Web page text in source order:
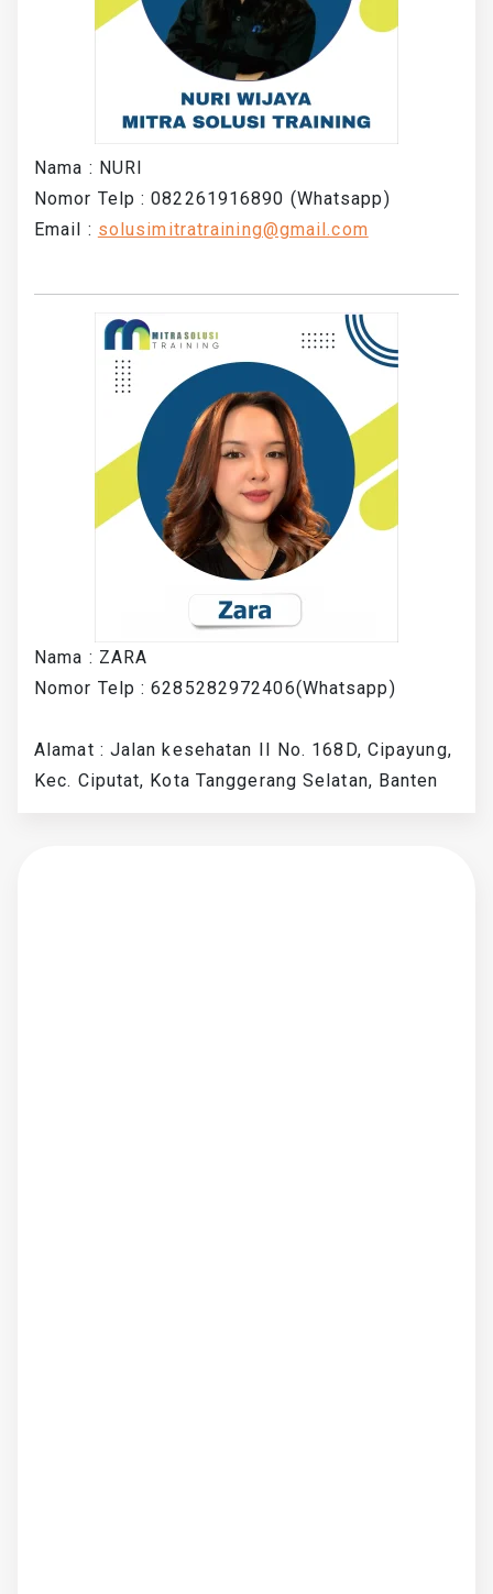
Nama : NURI
Nomor Telp : 082261916890 (Whatsapp)
Email : solusimitratraining@gmail.com
Nama : ZARA
Nomor Telp : 6285282972406(Whatsapp)
Alamat : Jalan kesehatan II No. 168D, Cipayung,
Kec. Ciputat, Kota Tanggerang Selatan, Banten